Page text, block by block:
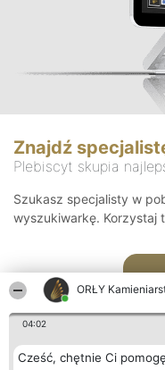
ORŁY
04:02
Cześć, chętnie Ci
Znajdź
Plebiscyt skupia
Szukasz specjalisty w
wyszukiwarkę. Korzystaj